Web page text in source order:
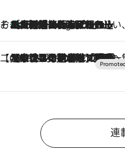
そおだよおこの関西おいしい、おやつ紀行8 Hours Ago
［大阪府箕面市］一皿一皿目の前で仕上げられる、料理を巧みに組み込んだアシェットデセールコース「ミチル アシェット デセール（Michiru assiette dessert）」
【CREA×星野リゾート】唯一無二。癒しと発見が待つ場所へ
2026.8.7
【トンボの足水浴】ヒノキの香りに包まれて涼感マックス！約13℃の湧水かけ流しを避暑地「星野温泉 トンボの湯」で体験
連